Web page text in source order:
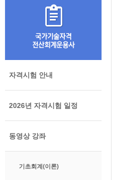
자격시험 안내
2026년 자격시험 일정
동영상 강좌
기초회계(이론)